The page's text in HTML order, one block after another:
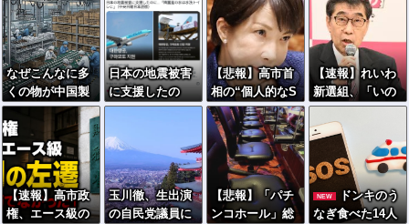
なぜこんなに多
くの物が中国製
なのか？…米メ
ディア！
日本の地震被害
に支援したの
に…「韓国産の
に」
【悲報】高市首
相の“個人的なS
NS投稿”で習近
平ブチギレ説ｗ
ｗｗｗｗ
【速報】れいわ
新選組、「いの
ちの党」に党名
変更ｗｗｗｗｗ
【速報】高市政
権、エース級の
玉川徹、生出演
の自民党議員に
【悲報】「パチ
ンコホール」総
NEW
ドンキのう
なぎ食べた14人